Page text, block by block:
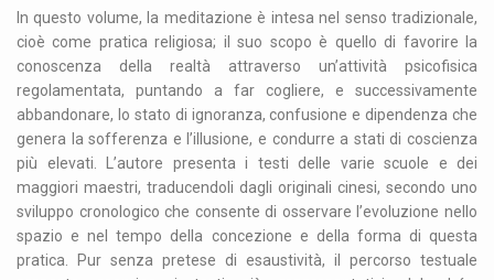
In questo volume, la meditazione è intesa nel senso tradizionale,
cioè come pratica religiosa; il suo scopo è quello di favorire la
conoscenza della realtà attraverso un’attività psicofisica
regolamentata, puntando a far cogliere, e successivamente
abbandonare, lo stato di ignoranza, confusione e dipendenza che
genera la sofferenza e l’illusione, e condurre a stati di coscienza
più elevati. L’autore presenta i testi delle varie scuole e dei
maggiori maestri, traducendoli dagli originali cinesi, secondo uno
sviluppo cronologico che consente di osservare l’evoluzione nello
spazio e nel tempo della concezione e della forma di questa
pratica. Pur senza pretese di esaustività, il percorso testuale